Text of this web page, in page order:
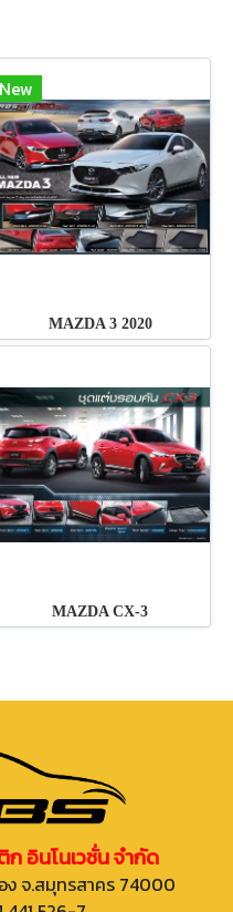
New
MAZDA 3 2020
MAZDA CX-3
อินโนเวชั่น จำกัด
ง จ.สมุทรสาคร 74000